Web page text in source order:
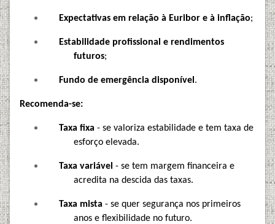
Expectativas em relação à Euribor e à inflação;
Estabilidade profissional e rendimentos
futuros;
Fundo de emergência disponível .
Recomenda-se:
Taxa fixa - se valoriza estabilidade e tem taxa de
esforço elevada.
Taxa variável - se tem margem financeira e
acredita na descida das taxas.
Taxa mista - se quer segurança nos primeiros
anos e flexibilidade no futuro.